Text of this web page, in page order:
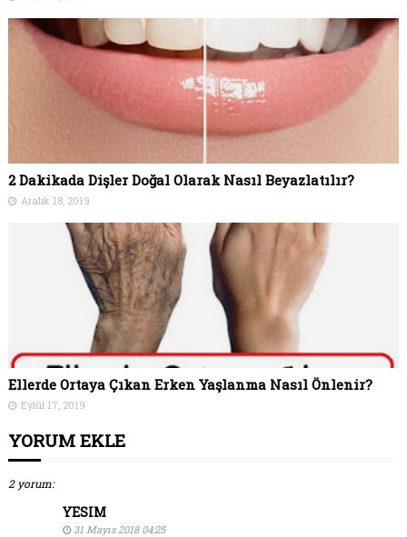
2 Dakikada Dişler Doğal Olarak Nasıl Beyazlatılır?
Aralık 18, 2019
Ellerde Ortaya Çıkan Erken Yaşlanma Nasıl Önlenir?
Eylül 17, 2019
YORUM EKLE
2 yorum:
YESIM
31 Mayıs 2018 04:25